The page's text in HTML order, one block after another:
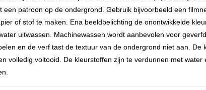
een patroon op de ondergrond. Gebruik bijvoorbeeld een
of stof te maken. Ena beeldbelichting de onontwikkelde
uitwassen. Machinewassen wordt aanbevolen voor
en de verf tast de textuur van de ondergrond niet aan. De
volledig voltooid. De kleurstoffen zijn te verdunnen met